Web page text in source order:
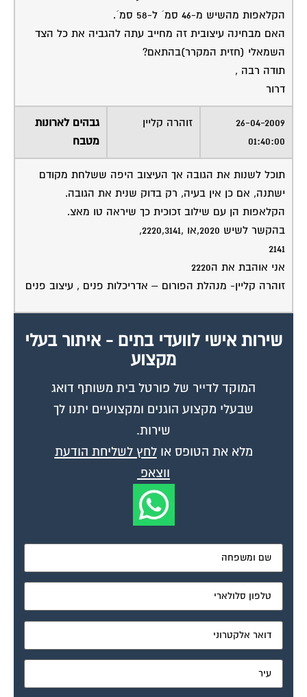
הקלאפות מהשיש מ-46 סמ´ ל-58 סמ´.
האם מבחינה עיצובית זה מחייב עתה להגביה את כל הצד
השמאלי (חזית המקרר)בהתאם?
תודה רבה ,
דרור
26-04-2009
01:40:00
זוהרה קליין
גבהים לארונות
מטבח
תוכל לשנות את הגובה אך העיצוב היפה ששלחת מקודם
ישתנה, אם כן אין בעיה, רק בדוק שנית את הגובה.
הקלאפות הן עם שילוב זכוכית כך שיראה טו מאצ.
בהקשר לשיש 2020,או ,2220,3141,
2141
אני אוהבת את ה2220
זוהרה קליין- מנהלת הפורום – אדריכלות פנים , עיצוב פנים
שירות אישי לוועדי בתים - איתור בעלי
מקצוע
המוקד לדייר של פורטל בית משותף דואג
שבעלי מקצוע הוגנים ומקצועיים יתנו לך
שירות.
מלא את הטופס אולחץ לשליחת הודעת
ווצאפ